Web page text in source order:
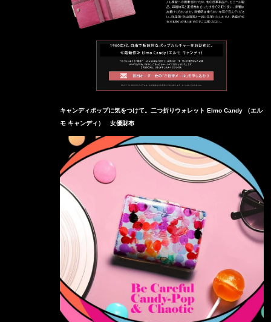
キャンディポップに気をつけて。二つ折りウォレット Elmo Candy （エル
モ キャンディ） 女優財布